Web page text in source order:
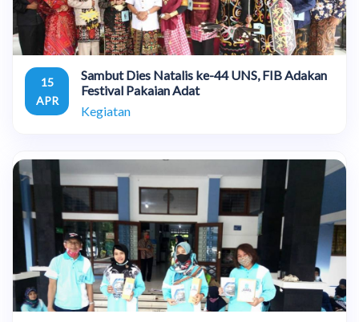
15
APR
Sambut Dies Natalis ke-44 UNS, FIB Adakan
Festival Pakaian Adat
Kegiatan